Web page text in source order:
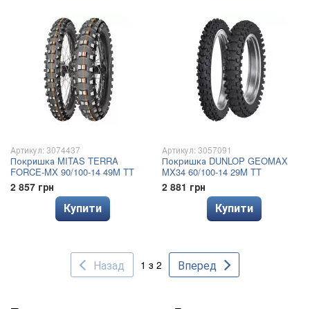
Артикул: 3074437
Покришка MITAS TERRA
FORCE-MX 90/100-14 49M TT
2 857 грн
Купити
Артикул: 3057091
Покришка DUNLOP GEOMAX
MX34 60/100-14 29M TT
2 881 грн
Купити
Назад 1 з 2 Вперед